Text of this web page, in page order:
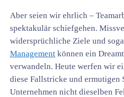
Aber seien wir ehrlich –
spektakulär schiefgehen.
widersprüchliche Ziele und
Management können ein
verwandeln. Heute werfen wir
diese Fallstricke und ermutigen
Unternehmen nicht dieselben